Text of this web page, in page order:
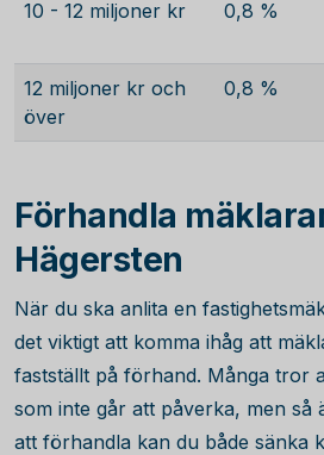
10 - 12 miljoner kr 0,8 %
12 miljoner kr och
över
0,8 %
Förhandla
Hägersten
När du ska anlita en
det viktigt att komma ihåg att
fastställt på förhand. Många tror
som inte går att påverka, men så
att förhandla kan du både sänka